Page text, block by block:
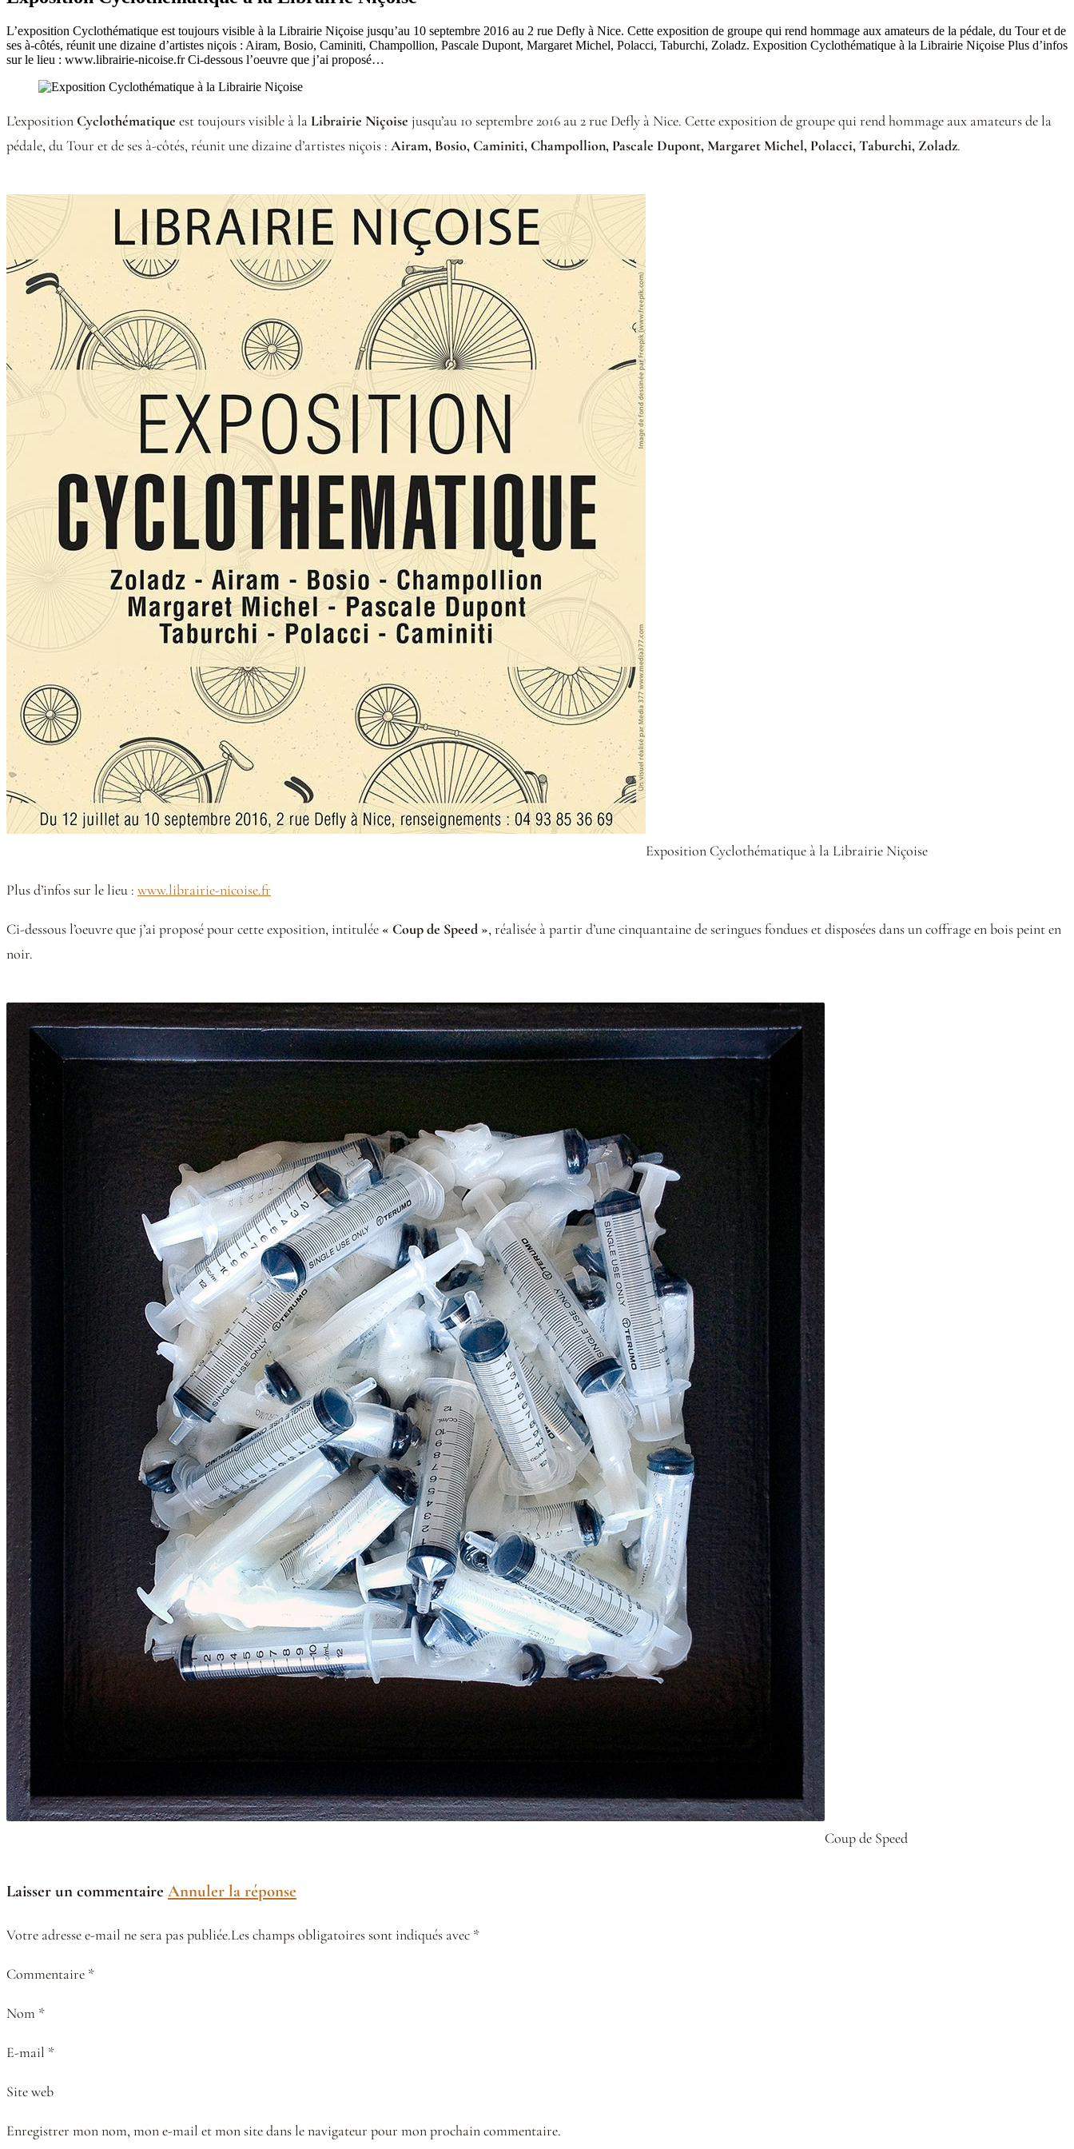
L’exposition Cyclothématique est toujours visible à la Librairie Niçoise jusqu’au 10 septembre 2016 au 2 rue Defly à Nice. Cette exposition de groupe qui rend hommage aux amateurs de la pédale, du Tour et de
ses à-côtés, réunit une dizaine d’artistes niçois : Airam, Bosio, Caminiti, Champollion, Pascale Dupont, Margaret Michel, Polacci, Taburchi, Zoladz. Exposition Cyclothématique à la Librairie Niçoise Plus d’infos
sur le lieu : www.librairie-nicoise.fr Ci-dessous l’oeuvre que j’ai proposé…
L’exposition Cyclothématique est toujours visible à laLibrairie Niçoise jusqu’au 10 septembre 2016 au 2 rue Defly à Nice. Cette exposition de groupe qui rend hommage aux amateurs de la
pédale, du Tour et de ses à-côtés, réunit une dizaine d’artistes niçois : Airam, Bosio, Caminiti, Champollion, Pascale Dupont, Margaret Michel, Polacci, Taburchi, Zoladz.
Exposition Cyclothématique à la Librairie Niçoise
Plus d’infos sur le lieu : www.librairie-nicoise.fr
Ci-dessous l’oeuvre que j’ai proposé pour cette exposition, intitulée « Coup de Speed », réalisée à partir d’une cinquantaine de seringues fondues et disposées dans un coffrage en bois peint en
noir.
Coup de Speed
Laisser un commentaire Annuler la réponse
Votre adresse e-mail ne sera pas publiée.Les champs obligatoires sont indiqués avec *
Commentaire *
Nom *
E-mail *
Site web
Enregistrer mon nom, mon e-mail et mon site dans le navigateur pour mon prochain commentaire.